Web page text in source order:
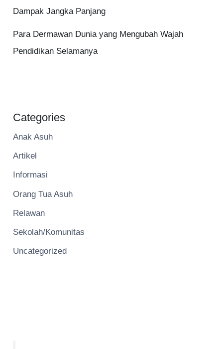
Dampak Jangka Panjang
Para Dermawan Dunia yang Mengubah Wajah
Pendidikan Selamanya
Categories
Anak Asuh
Artikel
Informasi
Orang Tua Asuh
Relawan
Sekolah/Komunitas
Uncategorized